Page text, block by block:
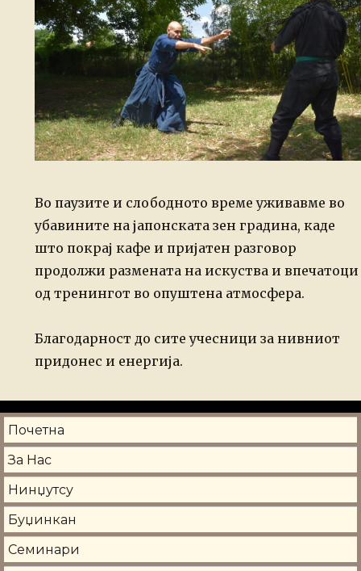
Во паузите и слободното време уживавме во
убавините на јапонската зен градина, каде
што покрај кафе и пријатен разговор
продолжи размената на искуства и впечатоци
од тренингот во опуштена атмосфера.
Благодарност до сите учесници за нивниот
придонес и енергија.
Почетна
За Нас
Нинџутсу
Буџинкан
Семинари